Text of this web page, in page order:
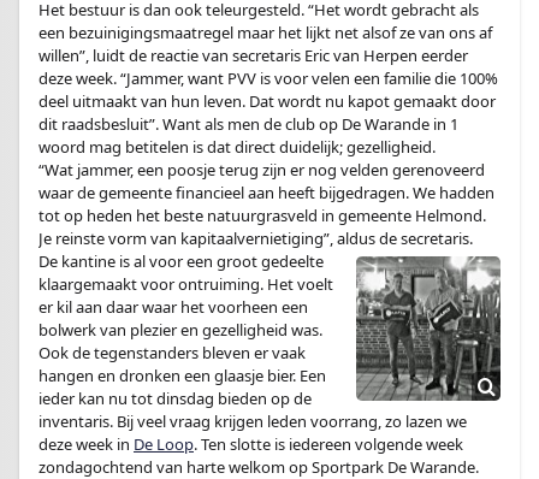
Het bestuur is dan ook teleurgesteld. “Het wordt gebracht als
een bezuinigingsmaatregel maar het lijkt net alsof ze van ons af
willen”, luidt de reactie van secretaris Eric van Herpen eerder
deze week. “Jammer, want PVV is voor velen een familie die 100%
deel uitmaakt van hun leven. Dat wordt nu kapot gemaakt door
dit raadsbesluit”. Want als men de club op De Warande in 1
woord mag betitelen is dat direct duidelijk; gezelligheid.
“Wat jammer, een poosje terug zijn er nog velden gerenoveerd
waar de gemeente financieel aan heeft bijgedragen. We hadden
tot op heden het beste natuurgrasveld in gemeente Helmond.
Je reinste vorm van kapitaalvernietiging”, aldus de secretaris.
De kantine is al voor een groot gedeelte
klaargemaakt voor ontruiming. Het voelt
er kil aan daar waar het voorheen een
bolwerk van plezier en gezelligheid was.
Ook de tegenstanders bleven er vaak
hangen en dronken een glaasje bier. Een
ieder kan nu tot dinsdag bieden op de
inventaris. Bij veel vraag krijgen leden voorrang, zo lazen we
deze week in De Loop. Ten slotte is iedereen volgende week
zondagochtend van harte welkom op Sportpark De Warande.